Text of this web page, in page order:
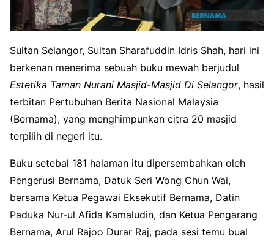
Sultan Selangor, Sultan Sharafuddin Idris Shah, hari ini
berkenan menerima sebuah buku mewah berjudul
Estetika Taman Nurani Masjid-Masjid Di Selangor, hasil
terbitan Pertubuhan Berita Nasional Malaysia
(Bernama), yang menghimpunkan citra 20 masjid
terpilih di negeri itu.
Buku setebal 181 halaman itu dipersembahkan oleh
Pengerusi Bernama, Datuk Seri Wong Chun Wai,
bersama Ketua Pegawai Eksekutif Bernama, Datin
Paduka Nur-ul Afida Kamaludin, dan Ketua Pengarang
Bernama, Arul Rajoo Durar Raj, pada sesi temu bual